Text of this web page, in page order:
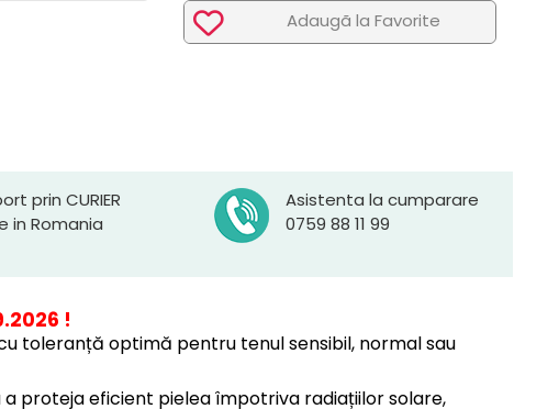
Adaugã la Favorite
prin CURIER
in Romania
Asistenta la cumparare
0759 88 11 99
!
toleranță optimă pentru tenul sensibil, normal sau
proteja eficient pielea împotriva radiațiilor solare,